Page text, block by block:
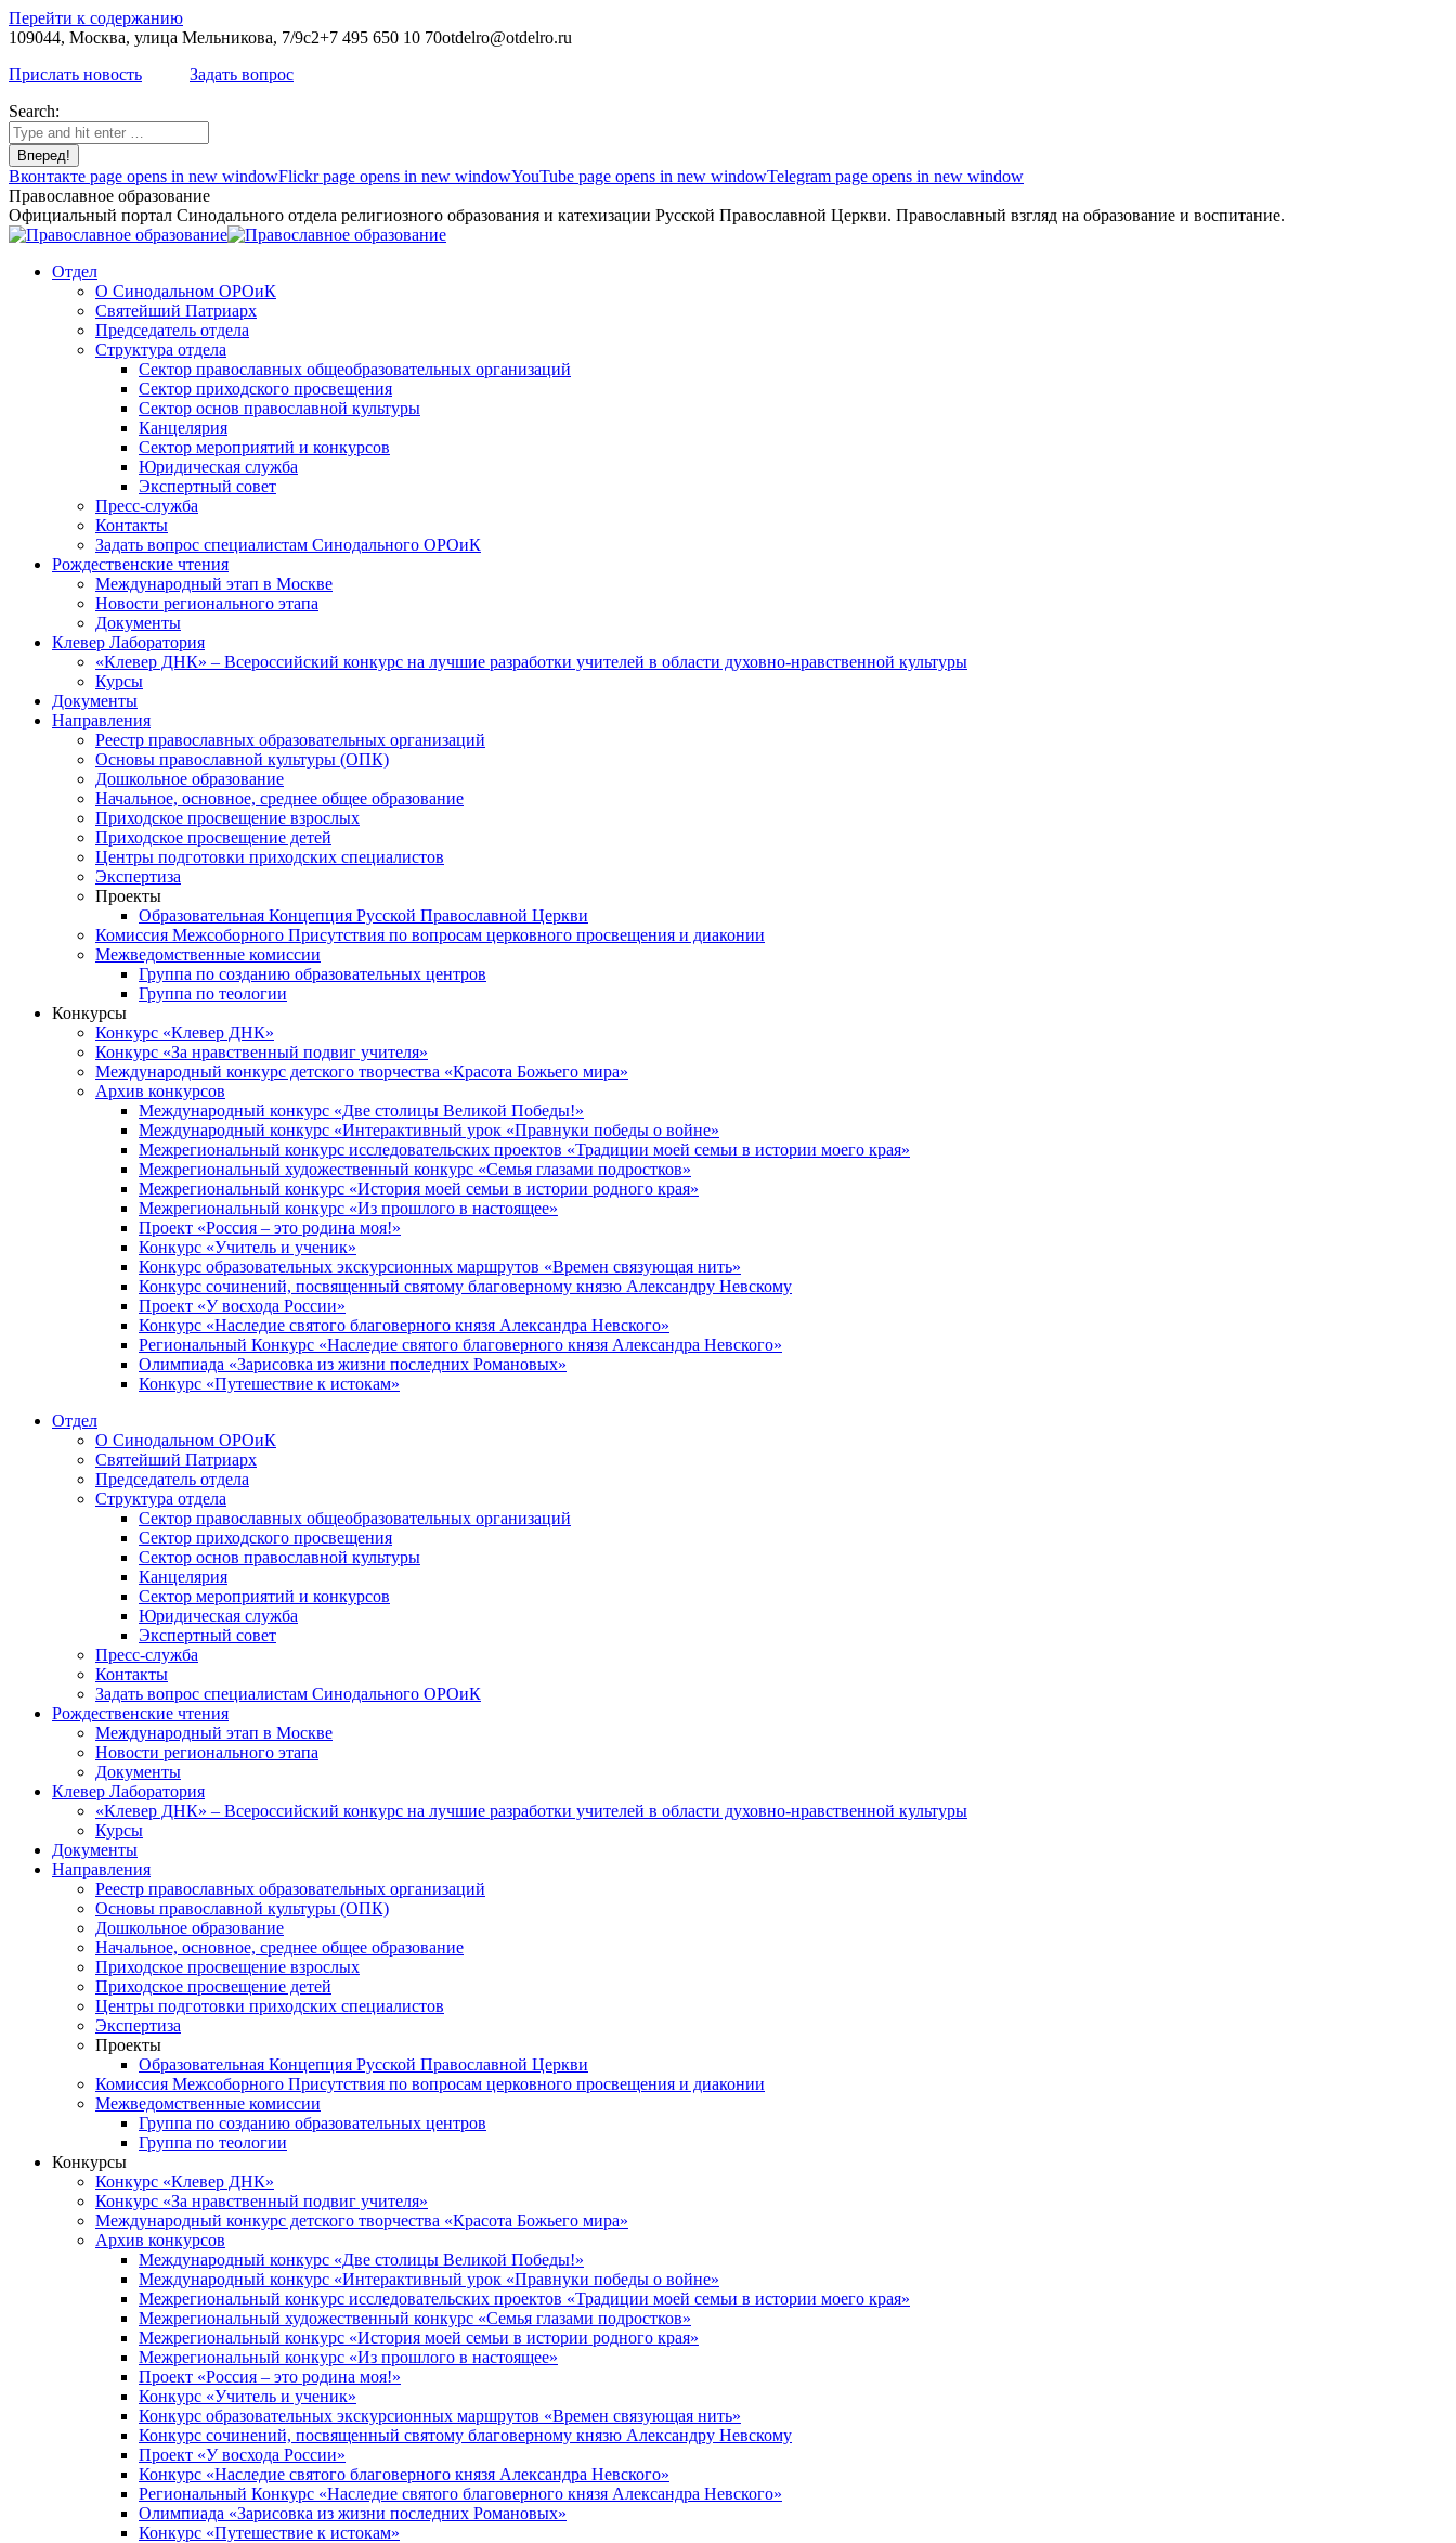
Перейти к содержанию
109044, Москва, улица Мельникова, 7/9с2+7 495 650 10 70otdelro@otdelro.ru
Прислать новость
Задать вопрос
Search:
Вконтакте page opens in new windowFlickr page opens in new windowYouTube page opens in new windowTelegram page opens in new window
Православное образование
Официальный портал Синодального отдела религиозного образования и катехизации Русской Православной Церкви. Православный взгляд на образование и воспитание.
Отдел
О Синодальном ОРОиК
Святейший Патриарх
Председатель отдела
Структура отдела
Сектор православных общеобразовательных организаций
Сектор приходского просвещения
Сектор основ православной культуры
Канцелярия
Сектор мероприятий и конкурсов
Юридическая служба
Экспертный совет
Пресс-служба
Контакты
Задать вопрос специалистам Синодального ОРОиК
Рождественские чтения
Международный этап в Москве
Новости регионального этапа
Документы
Клевер Лаборатория
«Клевер ДНК» – Всероссийский конкурс на лучшие разработки учителей в области духовно-нравственной культуры
Курсы
Документы
Направления
Реестр православных образовательных организаций
Основы православной культуры (ОПК)
Дошкольное образование
Начальное, основное, среднее общее образование
Приходское просвещение взрослых
Приходское просвещение детей
Центры подготовки приходских специалистов
Экспертиза
Проекты
Образовательная Концепция Русской Православной Церкви
Комиссия Межсоборного Присутствия по вопросам церковного просвещения и диаконии
Межведомственные комиссии
Группа по созданию образовательных центров
Группа по теологии
Конкурсы
Конкурс «Клевер ДНК»
Конкурс «За нравственный подвиг учителя»
Международный конкурс детского творчества «Красота Божьего мира»
Архив конкурсов
Международный конкурс «Две столицы Великой Победы!»
Международный конкурс «Интерактивный урок «Правнуки победы о войне»
Межрегиональный конкурс исследовательских проектов «Традиции моей семьи в истории моего края»
Межрегиональный художественный конкурс «Семья глазами подростков»
Межрегиональный конкурс «История моей семьи в истории родного края»
Межрегиональный конкурс «Из прошлого в настоящее»
Проект «Россия – это родина моя!»
Конкурс «Учитель и ученик»
Конкурс образовательных экскурсионных маршрутов «Времен связующая нить»
Конкурс сочинений, посвященный святому благоверному князю Александру Невскому
Проект «У восхода России»
Конкурс «Наследие святого благоверного князя Александра Невского»
Региональный Конкурс «Наследие святого благоверного князя Александра Невского»
Олимпиада «Зарисовка из жизни последних Романовых»
Конкурс «Путешествие к истокам»
Отдел
О Синодальном ОРОиК
Святейший Патриарх
Председатель отдела
Структура отдела
Сектор православных общеобразовательных организаций
Сектор приходского просвещения
Сектор основ православной культуры
Канцелярия
Сектор мероприятий и конкурсов
Юридическая служба
Экспертный совет
Пресс-служба
Контакты
Задать вопрос специалистам Синодального ОРОиК
Рождественские чтения
Международный этап в Москве
Новости регионального этапа
Документы
Клевер Лаборатория
«Клевер ДНК» – Всероссийский конкурс на лучшие разработки учителей в области духовно-нравственной культуры
Курсы
Документы
Направления
Реестр православных образовательных организаций
Основы православной культуры (ОПК)
Дошкольное образование
Начальное, основное, среднее общее образование
Приходское просвещение взрослых
Приходское просвещение детей
Центры подготовки приходских специалистов
Экспертиза
Проекты
Образовательная Концепция Русской Православной Церкви
Комиссия Межсоборного Присутствия по вопросам церковного просвещения и диаконии
Межведомственные комиссии
Группа по созданию образовательных центров
Группа по теологии
Конкурсы
Конкурс «Клевер ДНК»
Конкурс «За нравственный подвиг учителя»
Международный конкурс детского творчества «Красота Божьего мира»
Архив конкурсов
Международный конкурс «Две столицы Великой Победы!»
Международный конкурс «Интерактивный урок «Правнуки победы о войне»
Межрегиональный конкурс исследовательских проектов «Традиции моей семьи в истории моего края»
Межрегиональный художественный конкурс «Семья глазами подростков»
Межрегиональный конкурс «История моей семьи в истории родного края»
Межрегиональный конкурс «Из прошлого в настоящее»
Проект «Россия – это родина моя!»
Конкурс «Учитель и ученик»
Конкурс образовательных экскурсионных маршрутов «Времен связующая нить»
Конкурс сочинений, посвященный святому благоверному князю Александру Невскому
Проект «У восхода России»
Конкурс «Наследие святого благоверного князя Александра Невского»
Региональный Конкурс «Наследие святого благоверного князя Александра Невского»
Олимпиада «Зарисовка из жизни последних Романовых»
Конкурс «Путешествие к истокам»